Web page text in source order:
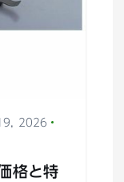
2026
格と特